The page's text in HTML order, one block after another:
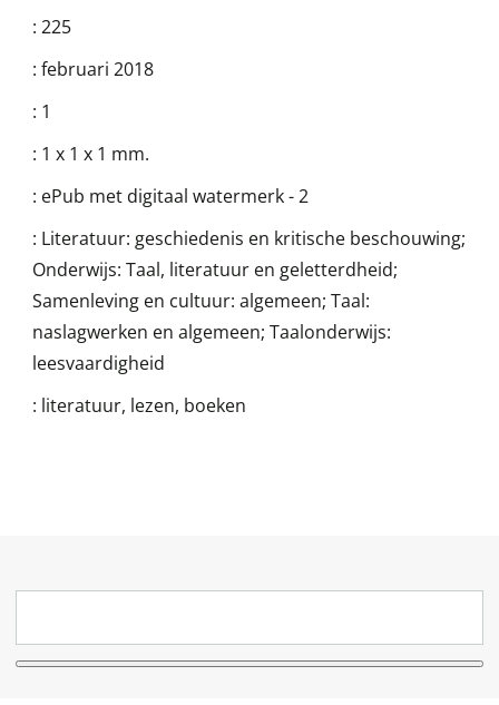
: 225
: februari 2018
: 1
: 1 x 1 x 1 mm.
: ePub met digitaal watermerk - 2
: Literatuur: geschiedenis en kritische beschouwing;
Onderwijs: Taal, literatuur en geletterdheid;
Samenleving en cultuur: algemeen; Taal:
naslagwerken en algemeen; Taalonderwijs:
leesvaardigheid
: literatuur, lezen, boeken